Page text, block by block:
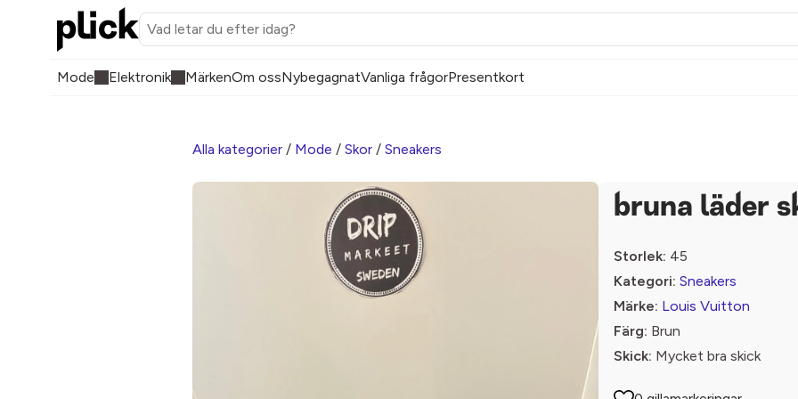
Mode Elektronik MärkenOm ossNybegagnatVanliga frågorPresentkort
Alla kategorier / Mode / Skor / Sneakers
bruna läder
Storlek: 45
Kategori: Sneakers
Märke: Louis Vuitton
Färg: Brun
Skick: Mycket bra skick